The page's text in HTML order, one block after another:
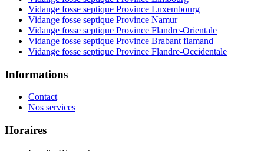
Vidange fosse septique Province Luxembourg
Vidange fosse septique Province Namur
Vidange fosse septique Province Flandre-Orientale
Vidange fosse septique Province Brabant flamand
Vidange fosse septique Province Flandre-Occidentale
Informations
Contact
Nos services
Horaires